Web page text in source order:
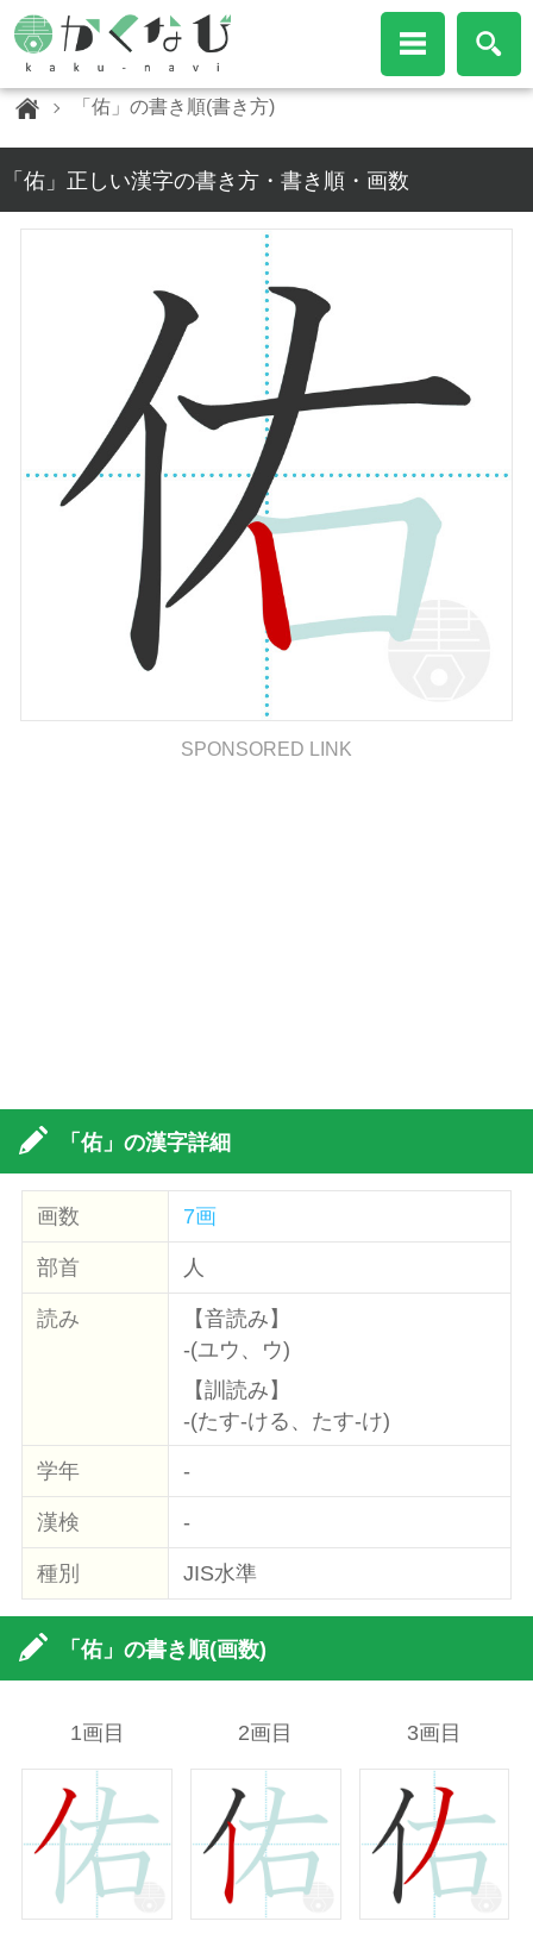
「佑」の書き順(書き方)
「佑」正しい漢字の書き方・書き順・画数
SPONSORED LINK
「佑」の漢字詳細
画数 7画
部首 人
読み
【音読み】
-(ユウ、ウ)
【訓読み】
-(たす-ける、たす-け)
学年 -
漢検 -
種別 JIS水準
「佑」の書き順(画数)
1画目 2画目 3画目